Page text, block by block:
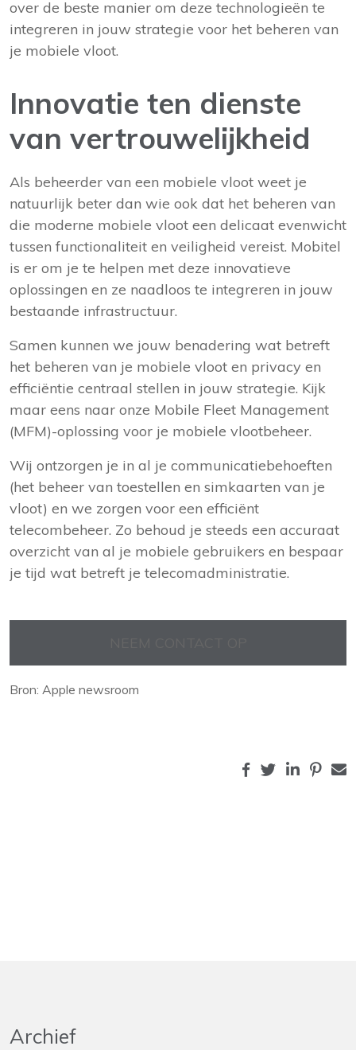
over de beste manier om deze technologieën te
integreren in jouw strategie voor het beheren van
je mobiele vloot.
Innovatie ten dienste
van vertrouwelijkheid
Als beheerder van een mobiele vloot weet je
natuurlijk beter dan wie ook dat het beheren van
die moderne mobiele vloot een delicaat evenwicht
tussen functionaliteit en veiligheid vereist. Mobitel
is er om je te helpen met deze innovatieve
oplossingen en ze naadloos te integreren in jouw
bestaande infrastructuur.
Samen kunnen we jouw benadering wat betreft
het beheren van je mobiele vloot en privacy en
efficiëntie centraal stellen in jouw strategie. Kijk
maar eens naar onze Mobile Fleet Management
(MFM)-oplossing voor je mobiele vlootbeheer.
Wij ontzorgen je in al je communicatiebehoeften
(het beheer van toestellen en simkaarten van je
vloot) en we zorgen voor een efficiënt
telecombeheer. Zo behoud je steeds een accuraat
overzicht van al je mobiele gebruikers en bespaar
je tijd wat betreft je telecomadministratie.
Bron: Apple newsroom
Archief